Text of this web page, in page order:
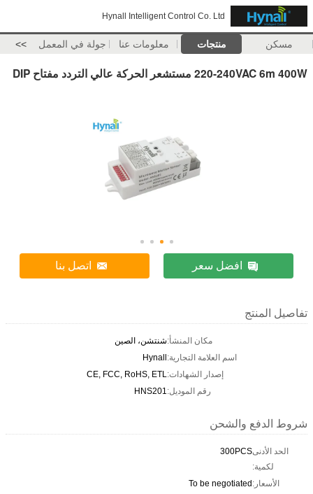
Hynall Intelligent Control Co. Ltd
مسكن منتجات معلومات عنا جولة في المعمل >>
220-240VAC 6m 400W مستشعر الحركة عالي التردد مفتاح DIP
افضل سعر اتصل بنا
تفاصيل المنتج
مكان المنشأ:شنتشن، الصين
اسم العلامة التجارية:Hynall
إصدار الشهادات:CE, FCC, RoHS, ETL
رقم الموديل:HNS201
شروط الدفع والشحن
الحد الأدنى
لكمية:
300PCS
الأسعار:To be negotiated